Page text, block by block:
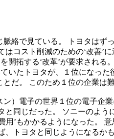
絡で見ている。 トヨタはず
はコスト削減のための‘改善’
開拓する‘改革’が要求され
いたトヨタが、１位になっ
だ。 このため１位の企業は難
）電子の世界１位の電子企
と同じだった。 ソニーのよ
用’もかかるようになった。
トヨタと同じようになるかも